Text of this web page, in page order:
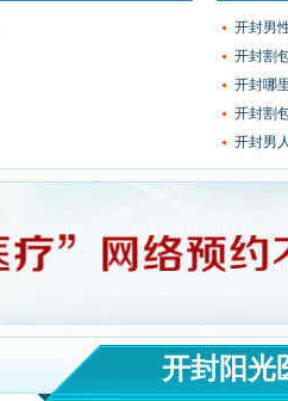
开封男
开封割
开封哪
开封割
开封男
开封阳光